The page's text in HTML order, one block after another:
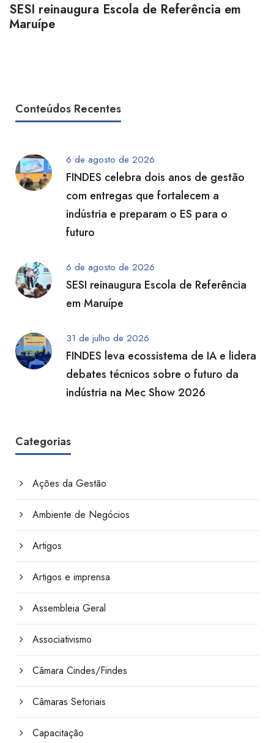
SESI reinaugura Escola de Referência em
Maruípe
Conteúdos Recentes
6 de agosto de 2026
FINDES celebra dois anos de gestão
com entregas que fortalecem a
indústria e preparam o ES para o
futuro
6 de agosto de 2026
SESI reinaugura Escola de Referência
em Maruípe
31 de julho de 2026
FINDES leva ecossistema de IA e lidera
debates técnicos sobre o futuro da
indústria na Mec Show 2026
Categorias
Ações da Gestão
Ambiente de Negócios
Artigos
Artigos e imprensa
Assembleia Geral
Associativismo
Câmara Cindes/Findes
Câmaras Setoriais
Capacitação